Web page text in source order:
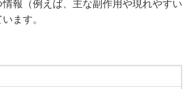
（例えば、主な副作用や現れやすい
ます。